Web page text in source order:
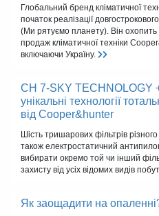
Глобальний бренд кліматичної
початок реалізації
(Ми рятуємо планету). Він охопить
продаж кліматичної техніки
включаючи Україну.
CH 7-SKY TECHNOLOGY
унікальні технології
від Cooper&hunter
Шість тришарових фільтрів
також електростатичний
вибирати окремо той чи інший
захисту від усіх відомих видів
Як заощадити на